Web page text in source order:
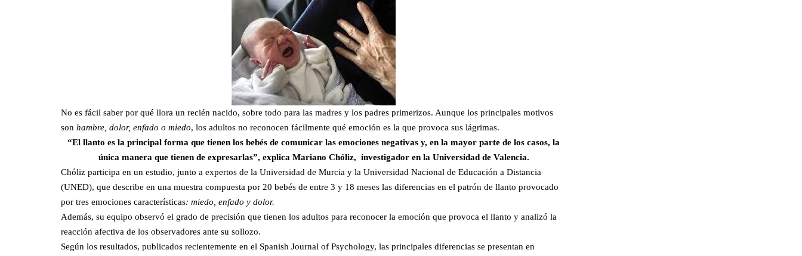
No es fácil saber por qué llora un recién nacido, sobre todo para las madres y los padres primerizos. Aunque los principales motivos
son hambre, dolor, enfado o miedo, los adultos no reconocen fácilmente qué emoción es la que provoca sus lágrimas.
“El llanto es la principal forma que tienen los bebés de comunicar las emociones negativas y, en la mayor parte de los casos, la
única manera que tienen de expresarlas”, explica Mariano Chóliz, investigador en la Universidad de Valencia.
Chóliz participa en un estudio, junto a expertos de la Universidad de Murcia y la Universidad Nacional de Educación a Distancia
(UNED), que describe en una muestra compuesta por 20 bebés de entre 3 y 18 meses las diferencias en el patrón de llanto provocado
por tres emociones características: miedo, enfado y dolor.
Además, su equipo observó el grado de precisión que tienen los adultos para reconocer la emoción que provoca el llanto y analizó la
reacción afectiva de los observadores ante su sollozo.
Según los resultados, publicados recientemente en el Spanish Journal of Psychology, las principales diferencias se presentan en